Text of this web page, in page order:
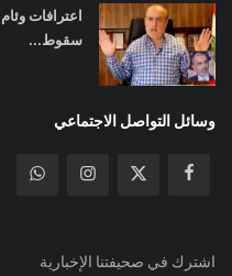
اعترافات
سقوط...
وسائل التواصل الاجتماعي
اشترك في صحيفتنا الإخبارية